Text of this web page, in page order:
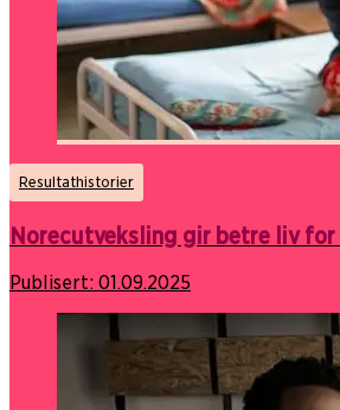
Resultathistorier
Norecutveksling gir betre liv
Publisert: 01.09.2025